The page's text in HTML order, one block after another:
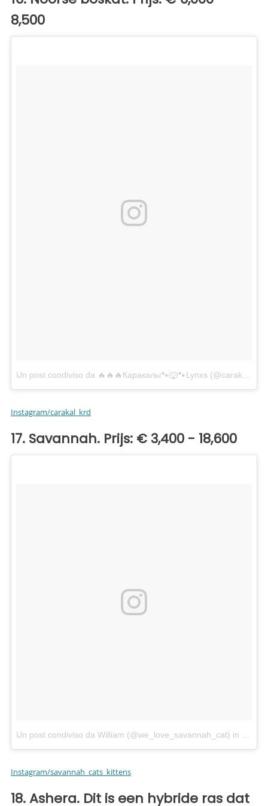
8,500
Instagram/carakal_krd
17. Savannah. Prijs: € 3,400 - 18,600
Un post condiviso da William (@we_love_savannah_cat) in data:
Instagram/savannah_cats_kittens
18. Ashera. Dit is een hybride ras dat